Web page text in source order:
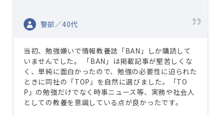
警部／40代
当初、勉強嫌いで情報教養誌「BAN」しか購読して
いませんでした。 「BAN」は掲載記事が堅苦しくな
く、単純に面白かったので、勉強の必要性に迫られた
ときに同社の「TOP」を自然に選びました。「TO
P」の勉強だけでなく時事ニュース等、実務や社会人
としての教養を意識している点が良かったです。